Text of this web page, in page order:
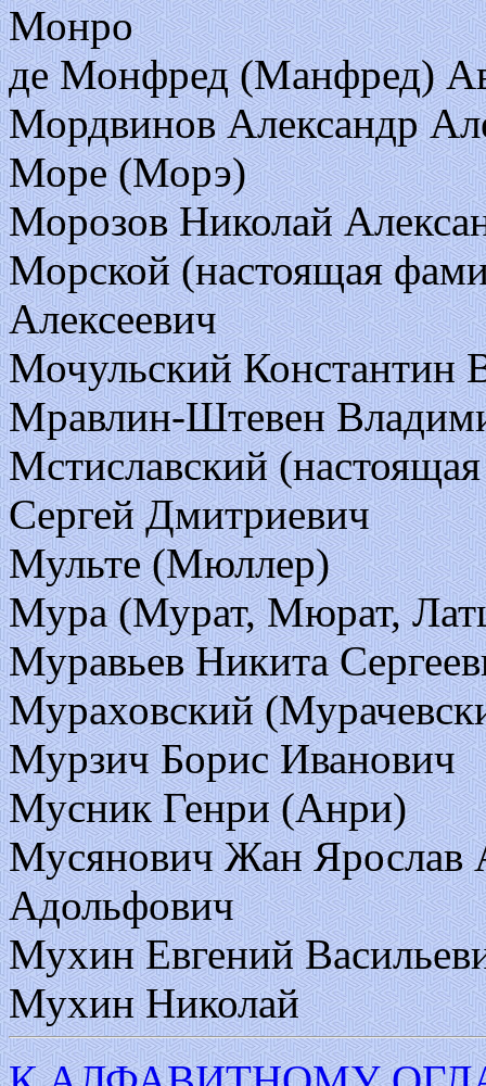
Монро
де Монфред (Манфред)
Мордвинов Александр
Море (Морэ)
Морозов Николай
Морской (настоящая
Алексеевич
Мочульский Константин
Мравлин-Штевен
Мстиславский
Сергей Дмитриевич
Мульте (Мюллер)
Мура (Мурат, Мюрат,
Муравьев Никита
Мураховский
Мурзич Борис Иванович
Мусник Генри (Анри)
Мусянович Жан Ярослав
Адольфович
Мухин Евгений
Мухин Николай